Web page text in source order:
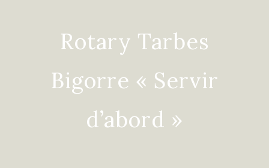
Rotary Tarbes
Bigorre « Servir
d’abord »